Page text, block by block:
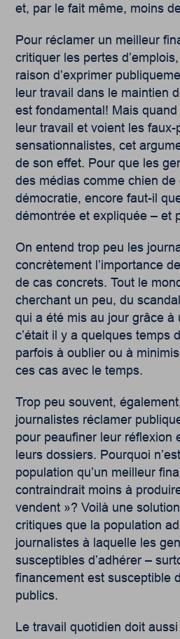
et, par le fait même, moins
Pour réclamer un meilleur
critiquer les pertes
raison d’exprimer
leur travail dans le maintien
est fondamental! Mais
leur travail et voient les faux-
sensationnalistes, cet
de son effet. Pour que les
des médias comme chien de
démocratie, encore faut-il
démontrée et expliquée – et
On entend trop peu les
concrètement l’importance
de cas concrets. Tout le
cherchant un peu, du
qui a été mis au jour grâce à
c’était il y a quelques temps
parfois à oublier ou à
ces cas avec le temps.
Trop peu souvent,
journalistes réclamer
pour peaufiner leur réflexion
leurs dossiers. Pourquoi
population qu’un meilleur
contraindrait moins à
vendent »? Voilà une
critiques que la population
journalistes à laquelle les
susceptibles d’adhérer –
financement est susceptible
publics.
Le travail quotidien doit